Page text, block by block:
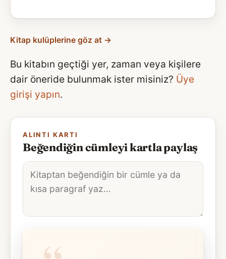
Kitap kulüplerine göz at →
Bu kitabın geçtiği yer, zaman veya kişilere
dair öneride bulunmak ister misiniz? Üye
girişi yapın.
ALINTI KARTI
Beğendiğin cümleyi kartla paylaş
Alıntı
metni